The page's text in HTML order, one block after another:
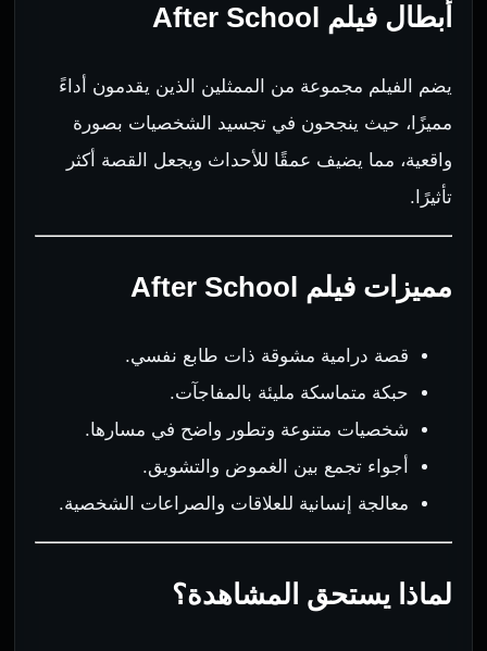
أبطال فيلم After School
يضم الفيلم مجموعة من الممثلين الذين يقدمون أداءً
مميزًا، حيث ينجحون في تجسيد الشخصيات بصورة
واقعية، مما يضيف عمقًا للأحداث ويجعل القصة أكثر
تأثيرًا.
مميزات فيلم After School
قصة درامية مشوقة ذات طابع نفسي.
حبكة متماسكة مليئة بالمفاجآت.
شخصيات متنوعة وتطور واضح في مسارها.
أجواء تجمع بين الغموض والتشويق.
معالجة إنسانية للعلاقات والصراعات الشخصية.
لماذا يستحق المشاهدة؟